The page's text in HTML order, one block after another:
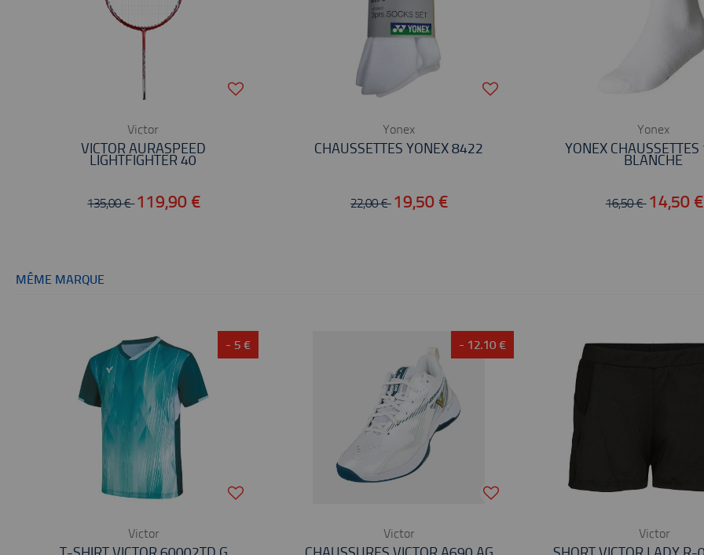
Victor
VICTOR AURASPEED
LIGHTFIGHTER 40
135,00 €119,90 €
Yonex
CHAUSSETTES YONEX 8422
22,00 € 19,50 €
Yonex
YONEX
BLANCHE
16,50 € 14,50 €
MÊME MARQUE
- 5 €
Victor
- 12.10 €
Victor Victor